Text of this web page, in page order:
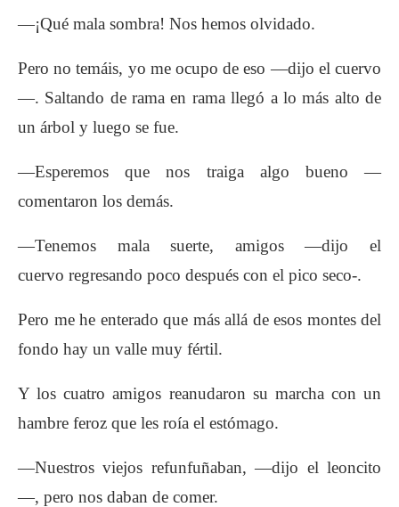
—¡Qué mala sombra! Nos hemos olvidado.
Pero no temáis, yo me ocupo de eso —dijo el cuervo
—. Saltando de rama en rama llegó a lomás alto de
un árbol y luego se fue.
—Esperemos que nos traiga algo bueno —
comentaron los demás.
—Tenemos mala suerte, amigos —dijo el
cuervo regresando poco después con el pico seco-.
Pero me he enterado que más allá de esos montes del
fondo hay un valle muy fértil.
Y los cuatro amigos reanudaron su marcha con un
hambre feroz que les roía el estómago.
—Nuestros viejos refunfuñaban, —dijo el leoncito
—, pero nos daban de comer.